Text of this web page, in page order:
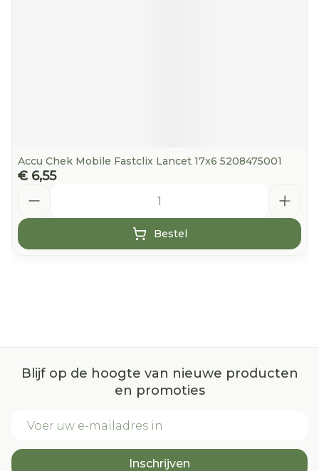
Accu Chek Mobile Fastclix Lancet 17x6 5208475001
€ 6,55
Bestel
Blijf op de hoogte van nieuwe producten
en promoties
Inschrijven